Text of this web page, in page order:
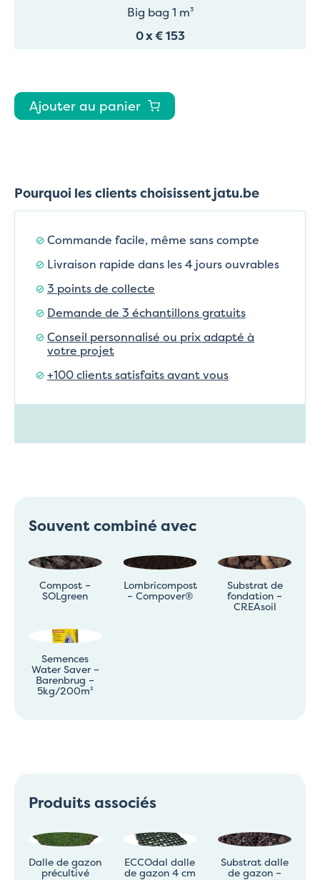
Big bag 1 m³
0x€ 153
Ajouter au panier
Pourquoi les clients choisissent jatu.be
Commande facile, même sans compte
Livraison rapide dans les 4 jours ouvrables
3 points de collecte
Demande de 3 échantillons gratuits
Conseil personnalisé ou prix adapté à
votre projet
+100 clients satisfaits avant vous
Souvent combiné avec
Compost –
SOLgreen
Lombricompost
– Compover®
Substrat de
fondation –
CREAsoil
Semences
Water Saver –
Barenbrug –
5kg/200m²
Produits associés
Dalle de gazon
précultivé
ECCOdal dalle
de gazon 4 cm
Substrat dalle
de gazon –